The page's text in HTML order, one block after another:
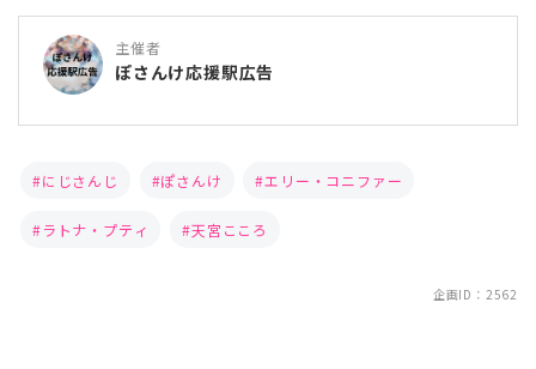
主催者
ぽさんけ応援駅広告
にじさんじ ぽさんけ エリー・コニファー
ラトナ・プティ 天宮こころ
企画ID：2562